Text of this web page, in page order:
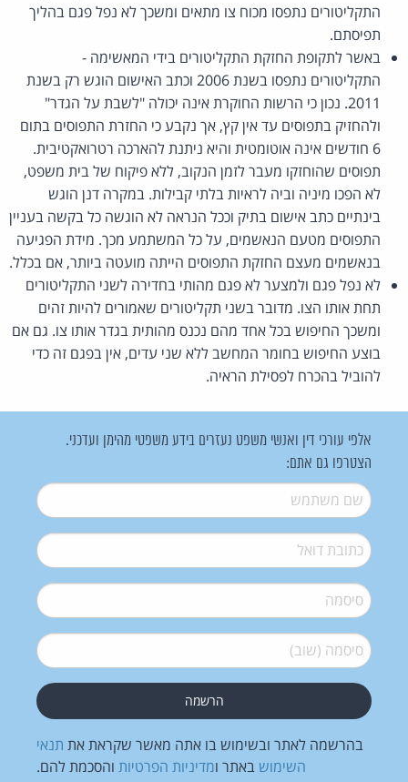
התקליטורים נתפסו מכוח צו מתאים ומשכך לא נפל פגם בהליך
תפיסתם.
באשר לתקופת החזקת התקליטורים בידי המאשימה -
התקליטורים נתפסו בשנת 2006 וכתב האישום הוגש רק בשנת
2011. נכון כי הרשות החוקרת אינה יכולה "לשבת על הגדר"
ולהחזיק בתפוסים עד אין קץ, אך נקבע כי החזרת התפוסים בתום
6 חודשים אינה אוטומטית והיא ניתנת להארכה רטרואקטיבית.
תפוסים שהוחזקו מעבר לזמן הנקוב, ללא פיקוח של בית משפט,
לא הפכו מיניה וביה לראיות בלתי קבילות. במקרה דנן הוגש
בינתיים כתב אישום בתיק וככל הנראה לא הוגשה כל בקשה בעניין
התפוסים מטעם הנאשמים, על כל המשתמע מכך. מידת הפגיעה
בנאשמים מעצם החזקת התפוסים הייתה מועטה ביותר, אם בכלל.
לא נפל פגם ולמצער לא פגם מהותי בחדירה לשני התקליטורים
תחת אותו הצו. מדובר בשני תקליטורים שאמורים להיות זהים
ומשכך החיפוש בכל אחד מהם נכנס מהותית בגדר אותו צו. גם אם
בוצע החיפוש בחומר המחשב ללא שני עדים, אין בפגם זה כדי
להוביל בהכרח לפסילת הראיה.
אלפי עורכי דין ואנשי משפט נעזרים בידע משפטי מהימן ועדכני.
הצטרפו גם אתם:
שם משתמש*
דואל*
סיסמה*
סיסמה (שוב)*
בהרשמה לאתר ובשימוש בו אתה מאשר שקראת את תנאי
השימוש באתר ומדיניות הפרטיות והסכמת להם.